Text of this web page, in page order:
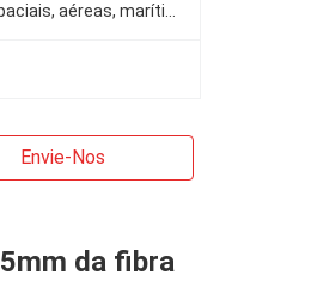
Envie-Nos
da fibra